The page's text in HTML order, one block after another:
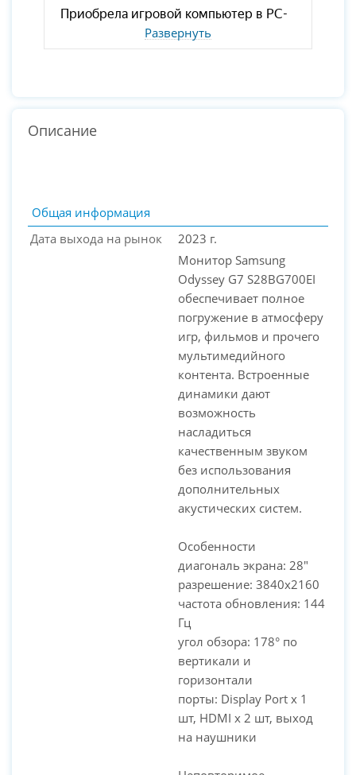
Развернуть
Описание
Общая информация
Дата выхода на рынок
2023 г.
Монитор Samsung
Odyssey G7 S28BG700EI
обеспечивает полное
погружение в атмосферу
игр, фильмов и прочего
мультимедийного
контента. Встроенные
динамики дают
возможность
насладиться
качественным звуком
без использования
дополнительных
акустических систем.
Особенности
диагональ экрана: 28"
разрешение: 3840x2160
частота обновления: 144
Гц
угол обзора: 178° по
вертикали и
горизонтали
порты: Display Port х 1
шт, HDMI х 2 шт, выход
на наушники